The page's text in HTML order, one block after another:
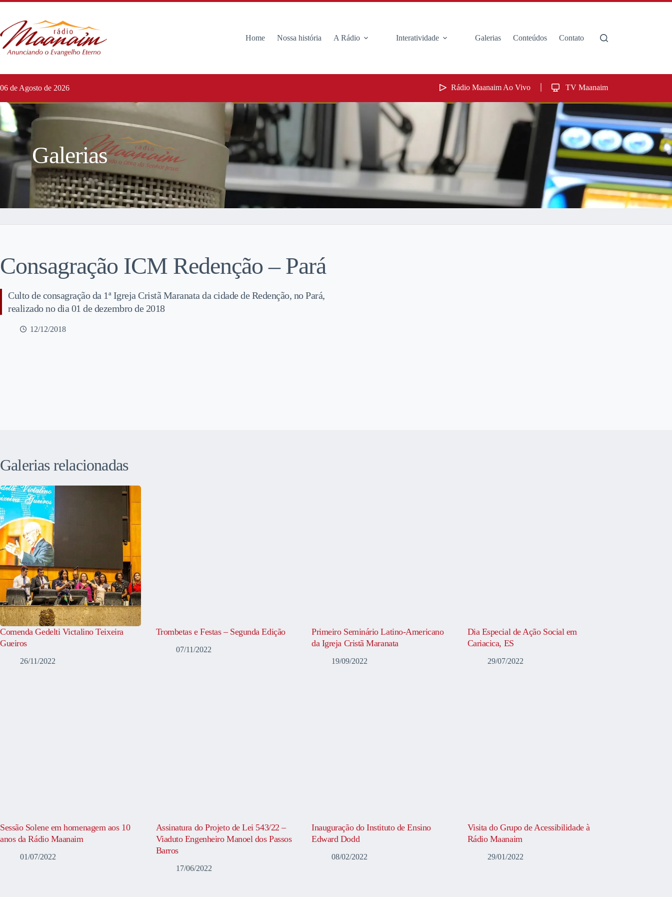
Home Nossa história A Rádio Interatividade Galerias Conteúdos Contato
06 de Agosto de 2026 Rádio Maanaim Ao Vivo TV Maanaim
Galerias
Consagração ICM Redenção – Pará
Culto de consagração da 1ª Igreja Cristã Maranata da cidade de Redenção, no Pará,
realizado no dia 01 de dezembro de 2018
12/12/2018
Galerias relacionadas
Comenda Gedelti Victalino Teixeira
Gueiros
26/11/2022
Trombetas e Festas – Segunda Edição
07/11/2022
Primeiro Seminário Latino-Americano
da Igreja Cristã Maranata
19/09/2022
Dia Especial de Ação Social em
Cariacica, ES
29/07/2022
Sessão Solene em homenagem aos 10
anos da Rádio Maanaim
01/07/2022
Assinatura do Projeto de Lei 543/22 –
Viaduto Engenheiro Manoel dos Passos
Barros
17/06/2022
Inauguração do Instituto de Ensino
Edward Dodd
08/02/2022
Visita do Grupo de Acessibilidade à
Rádio Maanaim
29/01/2022